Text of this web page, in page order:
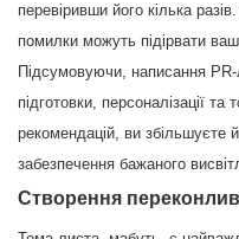
перевіривши його кілька
помилки можуть підірвати
Підсумовуючи, написання
підготовки, персоналізації
рекомендацій, ви збільшуєте
забезпечення бажаного
Створення